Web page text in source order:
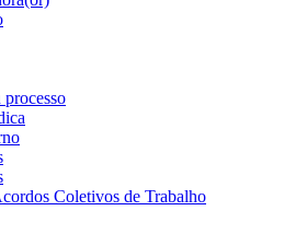
processo
Coletivos de Trabalho